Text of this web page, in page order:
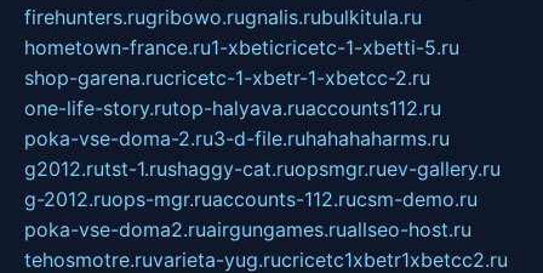
firehunters.rugribowo.rugnalis.rubulkitula.ru
hometown-france.ru1-xbeticricetc-1-xbetti-5.ru
shop-garena.rucricetc-1-xbetr-1-xbetcc-2.ru
one-life-story.rutop-halyava.ruaccounts112.ru
poka-vse-doma-2.ru3-d-file.ruhahahaharms.ru
g2012.rutst-1.rushaggy-cat.ruopsmgr.ruev-gallery.ru
g-2012.ruops-mgr.ruaccounts-112.rucsm-demo.ru
poka-vse-doma2.ruairgungames.ruallseo-host.ru
tehosmotre.ruvarieta-yug.rucricetc1xbetr1xbetcc2.ru